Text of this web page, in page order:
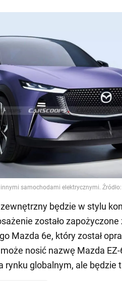
będzie w stylu
zostało
Mazda 6e, który został
nosić nazwę Mazda
rynku globalnym, ale będzie